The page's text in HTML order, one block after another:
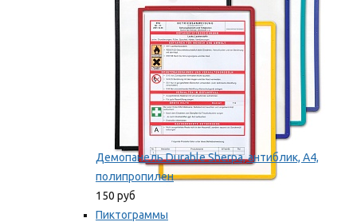
Демопанель Durable Sherpa, антиблик, А4,
полипропилен
150 руб
Пиктограммы